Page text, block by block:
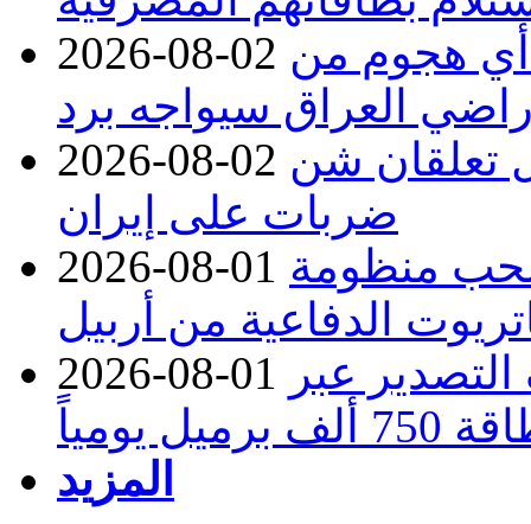
2026-08-02 أي هجوم من
العراق سيواجه برد
2026-08-02 تعلقان شن
ضربات على إيران
2026-08-01 منظومة
الدفاعية من أربيل
2026-08-01
التصدير عبر
يومياً
المزيد